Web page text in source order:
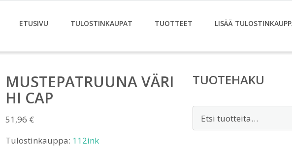
ETUSIVU TULOSTINKAUPAT TUOTTEET LISÄÄ
MUSTEPATRUUNA VÄRI
HI CAP
51,96 €
Tulostinkauppa: 112ink
TUOTEHAKU